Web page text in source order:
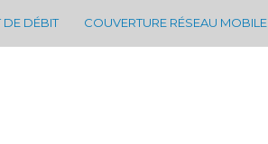
DE DÉBIT COUVERTURE RÉSEAU MOBILE